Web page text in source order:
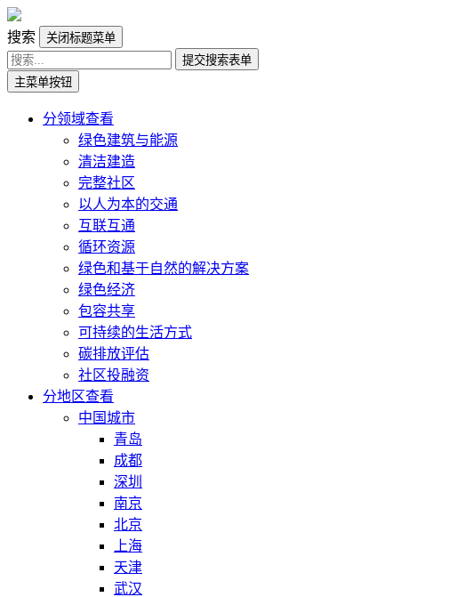
搜索
关闭标题菜单
提交搜索表单
主菜单按钮
分领域查看
绿色建筑与能源
清洁建造
完整社区
以人为本的交通
互联互通
循环资源
绿色和基于自然的解决方案
绿色经济
包容共享
可持续的生活方式
碳排放评估
社区投融资
分地区查看
中国城市
青岛
成都
深圳
南京
北京
上海
天津
武汉